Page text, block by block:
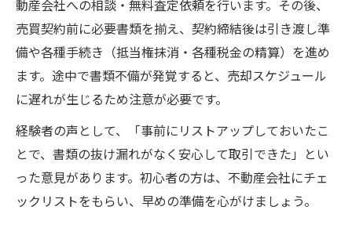
見極め方
中古マンション売却時に重視すべき対応力
とは
中古マンション売却相談でチェックしたい
ポイント
中古マンション売却の口コミや評判活用術
中古マンション売却で相性の良い相談先を
探す方法
動産会社への相談・無料査定依頼を行います。その後、
売買契約前に必要書類を揃え、契約締結後は引き渡し準
備や各種手続き（抵当権抹消・各種税金の精算）を進め
ます。途中で書類不備が発覚すると、売却スケジュール
に遅れが生じるため注意が必要です。
経験者の声として、「事前にリストアップしておいたこ
とで、書類の抜け漏れがなく安心して取引できた」とい
った意見があります。初心者の方は、不動産会社にチェ
ックリストをもらい、早めの準備を心がけましょう。